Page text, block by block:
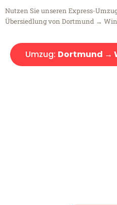
Nutzen Sie unseren Express-
Übersiedlung von Dortmund →
Umzug: Dortmund →